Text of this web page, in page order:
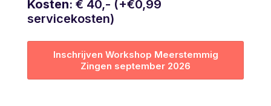
Kosten: € 40,- (+€0,99
servicekosten)
Inschrijven Workshop Meerstemmig
Zingen september 2026